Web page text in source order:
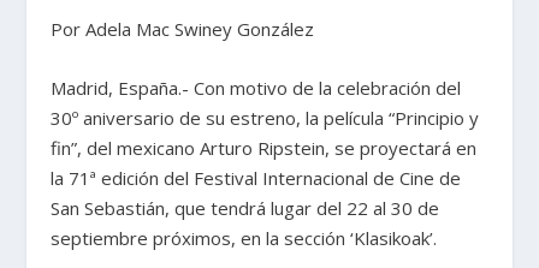
Por Adela Mac Swiney González
Madrid, España.- Con motivo de la celebración del
30º aniversario de su estreno, la película “Principio y
fin”, del mexicano Arturo Ripstein, se proyectará en
la 71ª edición del Festival Internacional de Cine de
San Sebastián, que tendrá lugar del 22 al 30 de
septiembre próximos, en la sección ‘Klasikoak’.